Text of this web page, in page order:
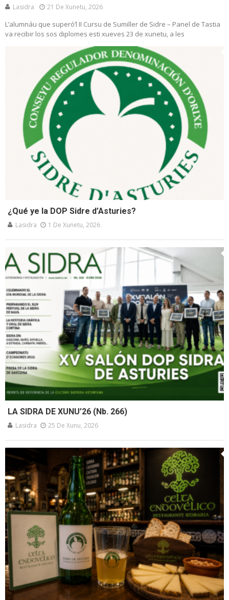
Lasidra 21 De Xunetu, 2026
L’alumnáu que superó’l II Cursu de Sumiller de Sidre – Panel de Tastia
va recibir los sos diplomes esti xueves 23 de xunetu, a les
¿Qué ye la DOP Sidre d’Asturies?
Lasidra 1 De Xunetu, 2026
LA SIDRA DE XUNU’26 (Nb. 266)
Lasidra 25 De Xunu, 2026